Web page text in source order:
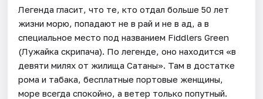
Легенда гласит, что те, кто отдал больше 50 лет
жизни морю, попадают не в рай и не в ад, а в
специальное место под названием Fiddlers Green
(Лужайка скрипача). По легенде, оно находится «в
девяти милях от жилища Сатаны». Там в достатке
рома и табака, бесплатные портовые женщины,
море всегда спокойно, а ветер только попутный.